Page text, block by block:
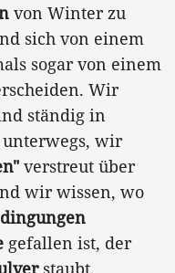
von Winter zu
sich von einem
sogar von einem
Wir
ständig in
unterwegs, wir
verstreut über
wir wissen, wo
gefallen ist, der
staubt.